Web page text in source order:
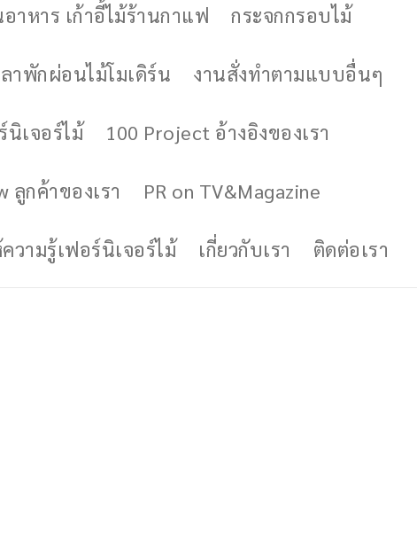
อาหาร เก้าอี้ไม้ร้านกาแฟ กระจกกรอบไม้
ลาพักผ่อนไม้โมเดิร์น งานสั่งทำตามแบบอื่นๆ
นิเจอร์ไม้ 100 Project อ้างอิงของเรา
ลูกค้าของเรา PR on TV&Magazine
วามรู้เฟอร์นิเจอร์ไม้ เกี่ยวกับเรา ติดต่อเรา